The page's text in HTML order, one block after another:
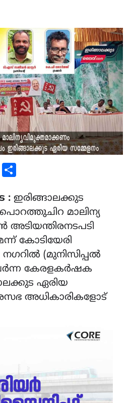
Copy
: ഇരിങ്ങാലക്കുട
മാലിന്യ
അടിയന്തിരനടപടി
കോടിയേരി
(മുനിസിപ്പൽ
കേരളകർഷക
ഏരിയ
അധികാരികളോട്